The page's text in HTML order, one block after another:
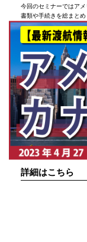
今回のセミナーではア
書類や手続きを総まとめ
詳細はこちら